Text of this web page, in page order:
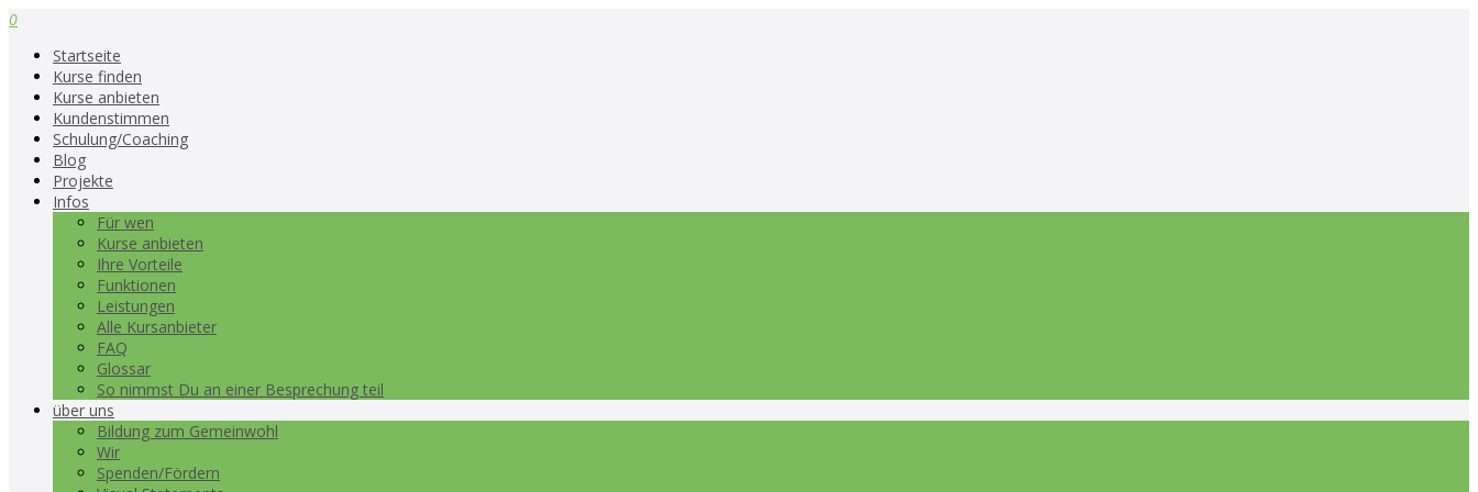
0
Startseite
Kurse finden
Kurse anbieten
Kundenstimmen
Schulung/Coaching
Blog
Projekte
Infos
Für wen
Kurse anbieten
Ihre Vorteile
Funktionen
Leistungen
Alle Kursanbieter
FAQ
Glossar
So nimmst Du an einer Besprechung teil
über uns
Bildung zum Gemeinwohl
Wir
Spenden/Fördern